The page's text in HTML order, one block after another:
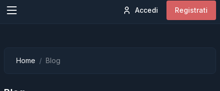
Accedi Registrati
Home Blog